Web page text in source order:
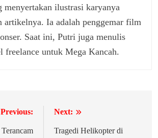
menyertakan ilustrasi karyanya
artikelnya. Ia adalah penggemar film
Saat ini, Putri juga menulis
freelance untuk Mega Kancah.
Previous: Next:
Tragedi Helikopter di